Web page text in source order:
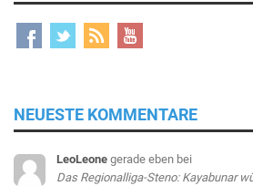
NEUESTE KOMMENTARE
LeoLeone gerade eben bei
Das Regionalliga-Steno: Kayabunar